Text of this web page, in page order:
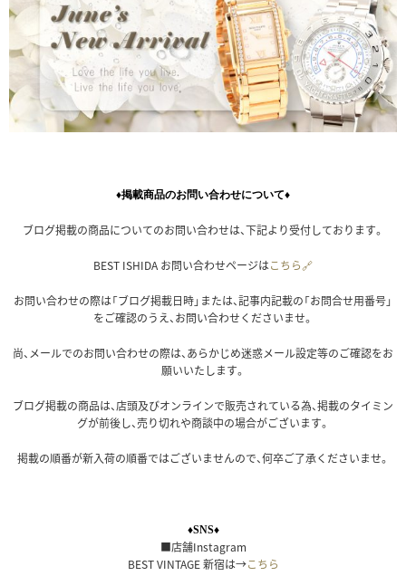
♦掲載商品のお問い合わせについて♦
ブログ掲載の商品についてのお問い合わせは、下記より受付しております。
BEST ISHIDA お問い合わせページはこちら🔗
お問い合わせの際は「ブログ掲載日時」または、記事内記載の「お問合せ用番号」
をご確認のうえ、お問い合わせくださいませ。
尚、メールでのお問い合わせの際は、あらかじめ迷惑メール設定等のご確認をお
願いいたします。
ブログ掲載の商品は、店頭及びオンラインで販売されている為、掲載のタイミン
グが前後し、売り切れや商談中の場合がございます。
掲載の順番が新入荷の順番ではございませんので、何卒ご了承くださいませ。
♦SNS♦
■店舗Instagram
BEST VINTAGE 新宿は→こちら